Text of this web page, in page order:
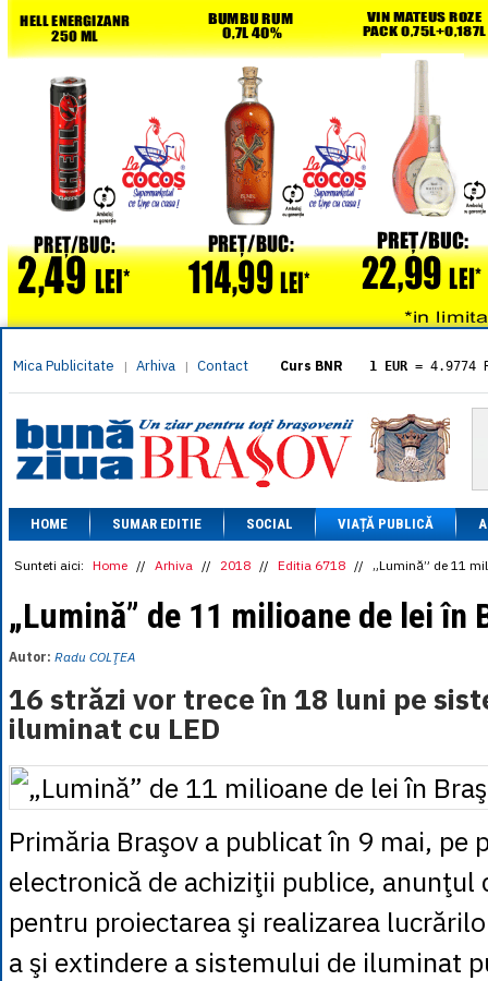
Mica Publicitate | Arhiva | Contact Curs BNR 1 EUR = 4.9774
= 5.8304
1 XAU= 464.4611
1 AED= 1.1933
1 AUD= 2.7957
1 BGN= 2.5449
1 CAD= 3.1559
1 CHF= 5.2813
1 CNY= 0.6015
1 DKK = 0.6668
1 EGP
= 0.0860
1 KRW= 0.3047
1 MDL
1 NZD= 2.6097
1 PLN = 1.1646
1 RUB= 0.0530
= 0.4526
1 TRY= 0.1141
1 UAH = 0.1048
1 XDR= 5.9383
1 ZAR= 0.2318
HOME SUMAR EDITIE SOCIAL VIAȚĂ PUBLICĂ
Sunteti aici: Home // Arhiva // 2018 // Editia 6718 // „Lumină” de 11
„Lumină” de 11 milioane de lei în
Autor: Radu COLŢEA
16 străzi vor trece în 18 luni pe
iluminat cu LED
Primăria Braşov a publicat în 9 mai, pe
electronică de achiziţii publice, anunţul
pentru proiectarea şi realizarea
a şi extindere a sistemului de iluminat